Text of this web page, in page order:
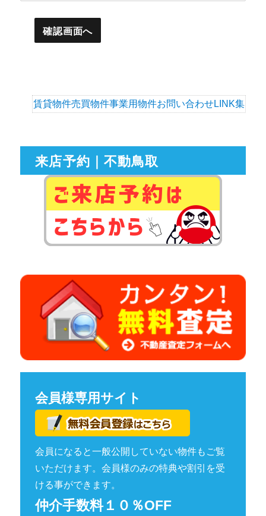
賃貸物件売買物件事業用物件お問い合わせLINK集
来店予約｜不動鳥取
会員様専用サイト
会員になると一般公開していない物件もご覧
いただけます。会員様のみの特典や割引を受
ける事ができます。
仲介手数料１０％OFF